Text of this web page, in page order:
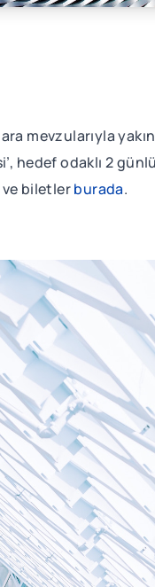
mevzularıyla
hedef odaklı 2
ve biletlerburada.